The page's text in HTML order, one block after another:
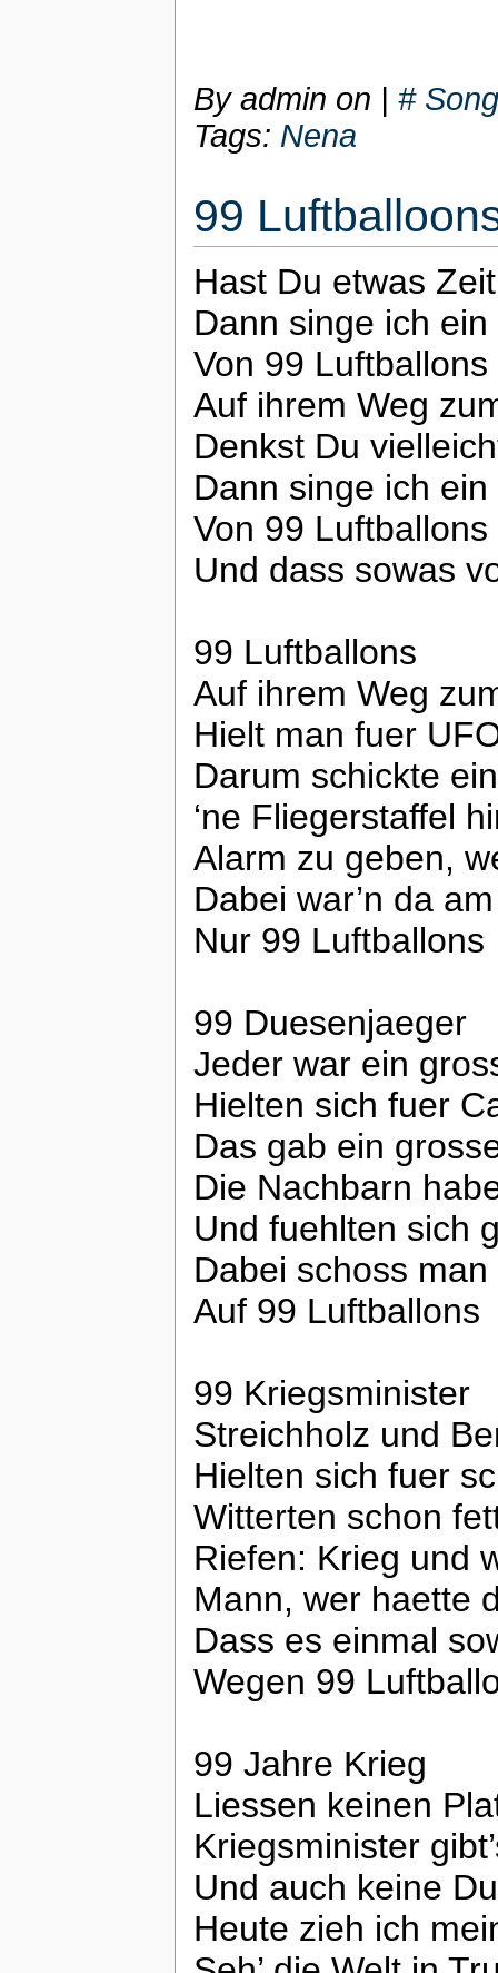
By admin on | #
Tags: Nena
99
Hast Du etwas
Dann singe ich
Von 99 Luftballons
Auf ihrem Weg
Denkst Du
Dann singe ich
Von 99 Luftballons
Und dass sowas
99 Luftballons
Auf ihrem Weg
Hielt man fuer
Darum schickte
‘ne Fliegerstaffel
Alarm zu geben,
Dabei war’n da
Nur 99 Luftballons
99 Duesenjaeger
Jeder war ein
Hielten sich fuer
Das gab ein
Die Nachbarn
Und fuehlten sich
Dabei schoss
Auf 99 Luftballons
99 Kriegsminister
Streichholz und
Hielten sich fuer
Witterten schon
Riefen: Krieg und
Mann, wer haette
Dass es einmal
Wegen 99
99 Jahre Krieg
Liessen keinen
Kriegsminister
Und auch keine
Heute zieh ich